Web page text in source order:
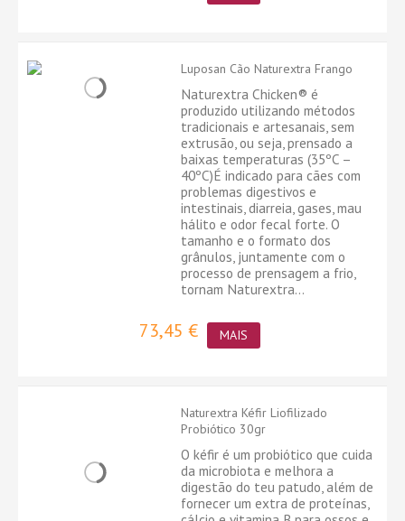
Luposan Cão Naturextra Frango
Naturextra Chicken® é
produzido utilizando métodos
tradicionais e artesanais, sem
extrusão, ou seja, prensado a
baixas temperaturas (35ºC –
40ºC)É indicado para cães com
problemas digestivos e
intestinais, diarreia, gases, mau
hálito e odor fecal forte. O
tamanho e o formato dos
grânulos, juntamente com o
processo de prensagem a frio,
tornam Naturextra...
73,45 € MAIS
Naturextra Kéfir Liofilizado
Probiótico 30gr
O kéfir é um probiótico que cuida
da microbiota e melhora a
digestão do teu patudo, além de
fornecer um extra de proteínas,